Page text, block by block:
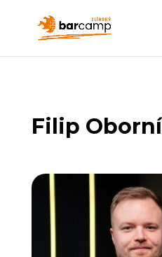
Filip